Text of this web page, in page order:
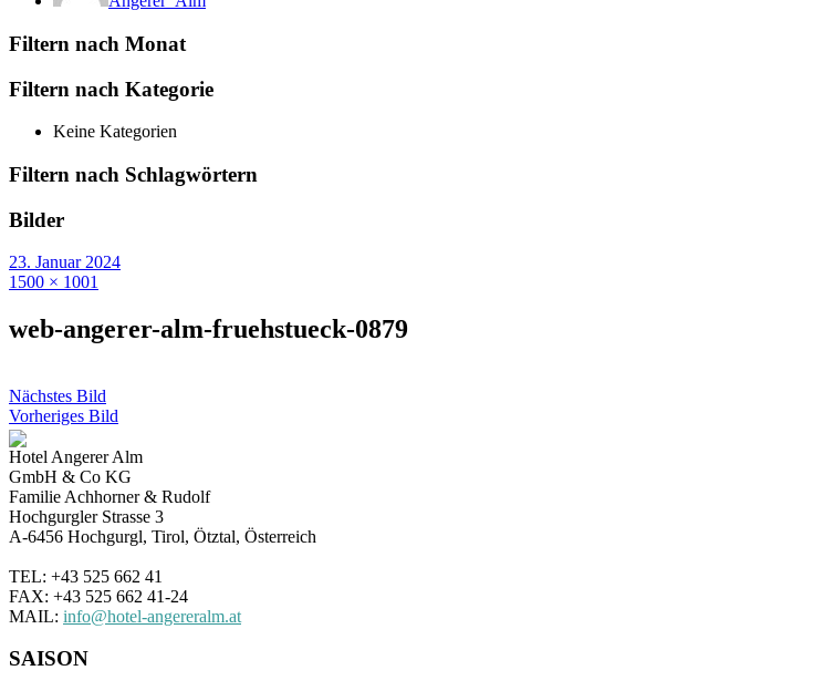
Filtern nach Monat
Filtern nach Kategorie
Keine Kategorien
Filtern nach Schlagwörtern
Bilder
23. Januar 2024
1500 × 1001
web-angerer-alm-fruehstueck-0879
Nächstes Bild
Vorheriges Bild
Hotel Angerer Alm
GmbH & Co KG
Familie Achhorner & Rudolf
Hochgurgler Strasse 3
A-6456 Hochgurgl, Tirol, Ötztal, Österreich
TEL: +43 525 662 41
FAX: +43 525 662 41-24
MAIL: info@hotel-angereralm.at
SAISON